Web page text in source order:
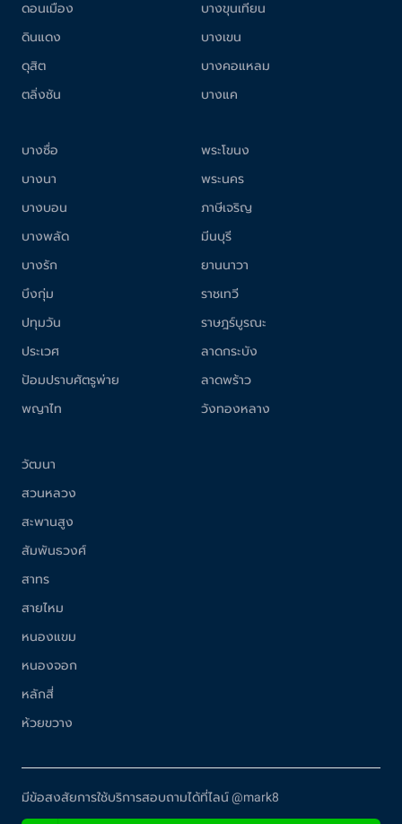
ดอนเมือง
ดินแดง
ดุสิต
ตลิ่งชัน
บางขุนเทียน
บางเขน
บางคอแหลม
บางแค
บางซื่อ
บางนา
บางบอน
บางพลัด
บางรัก
บึงกุ่ม
ปทุมวัน
ประเวศ
ป้อมปราบศัตรูพ่าย
พญาไท
พระโขนง
พระนคร
ภาษีเจริญ
มีนบุรี
ยานนาวา
ราชเทวี
ราษฎร์บูรณะ
ลาดกระบัง
ลาดพร้าว
วังทองหลาง
วัฒนา
สวนหลวง
สะพานสูง
สัมพันธวงศ์
สาทร
สายไหม
หนองแขม
หนองจอก
หลักสี่
ห้วยขวาง
มีข้อสงสัยการใช้บริการสอบถามได้ที่ไลน์ @mark8